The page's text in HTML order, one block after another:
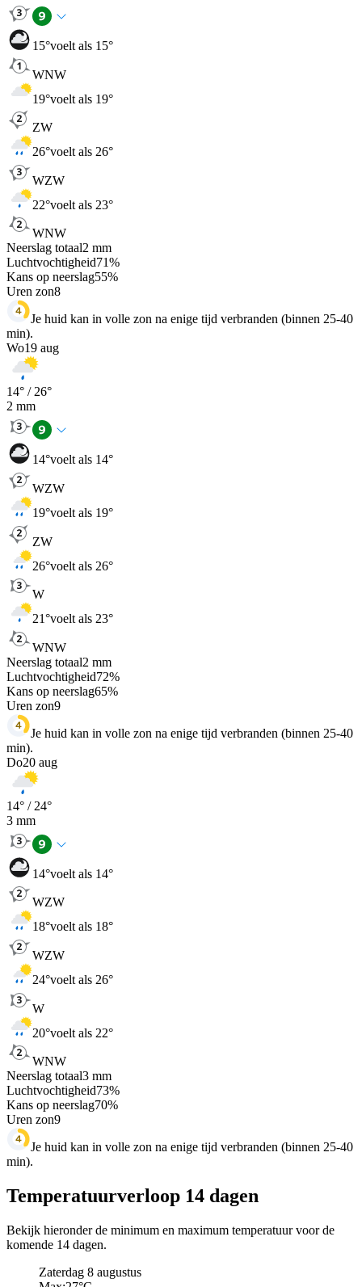
15°voelt als 15°
WNW
19°voelt als 19°
ZW
26°voelt als 26°
WZW
22°voelt als 23°
WNW
Neerslag totaal2 mm
Luchtvochtigheid71%
Kans op neerslag55%
Uren zon8
Je huid kan in volle zon na enige tijd verbranden (binnen 25-40
min).
Wo19 aug
14° / 26°
2 mm
14°voelt als 14°
WZW
19°voelt als 19°
ZW
26°voelt als 26°
W
21°voelt als 23°
WNW
Neerslag totaal2 mm
Luchtvochtigheid72%
Kans op neerslag65%
Uren zon9
Je huid kan in volle zon na enige tijd verbranden (binnen 25-40
min).
Do20 aug
14° / 24°
3 mm
14°voelt als 14°
WZW
18°voelt als 18°
WZW
24°voelt als 26°
W
20°voelt als 22°
WNW
Neerslag totaal3 mm
Luchtvochtigheid73%
Kans op neerslag70%
Uren zon9
Je huid kan in volle zon na enige tijd verbranden (binnen 25-40
min).
Temperatuurverloop 14 dagen
Bekijk hieronder de minimum en maximum temperatuur voor de
komende 14 dagen.
Zaterdag 8 augustus